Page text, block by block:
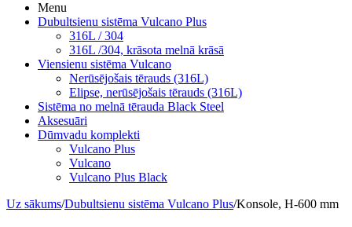
Menu
Dubultsienu sistēma Vulcano Plus
316L / 304
316L /304, krāsota melnā krāsā
Viensienu sistēma Vulcano
Nerūsējošais tērauds (316L)
Elipse, nerūsējošais tērauds (316L)
Sistēma no melnā tērauda Black Steel
Aksesuāri
Dūmvadu komplekti
Vulcano Plus
Vulcano
Vulcano Plus Black
Uz sākums/Dubultsienu sistēma Vulcano Plus/Konsole, H-600 mm